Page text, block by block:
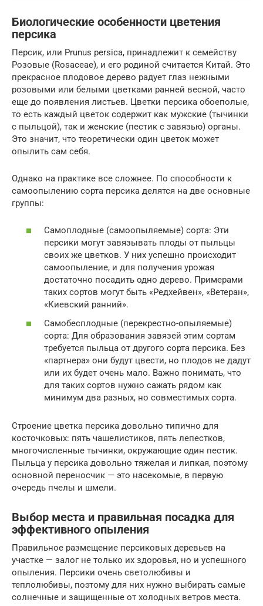
Биологические особенности цветения
персика
Персик, или Prunus persica, принадлежит к семейству
Розовые (Rosaceae), и его родиной считается Китай. Это
прекрасное плодовое дерево радует глаз нежными
розовыми или белыми цветками ранней весной, часто
еще до появления листьев. Цветки персика обоеполые,
то есть каждый цветок содержит как мужские (тычинки
с пыльцой), так и женские (пестик с завязью) органы.
Это значит, что теоретически один цветок может
опылить сам себя.
Однако на практике все сложнее. По способности к
самоопылению сорта персика делятся на две основные
группы:
Самоплодные (самоопыляемые) сорта: Эти
персики могут завязывать плоды от пыльцы
своих же цветков. У них успешно происходит
самоопыление, и для получения урожая
достаточно посадить одно дерево. Примерами
таких сортов могут быть «Редхейвен», «Ветеран»,
«Киевский ранний».
Самобесплодные (перекрестно-опыляемые)
сорта: Для образования завязей этим сортам
требуется пыльца от другого сорта персика. Без
«партнера» они будут цвести, но плодов не дадут
или их будет очень мало. Важно понимать, что
для таких сортов нужно сажать рядом как
минимум два разных, но совместимых сорта.
Строение цветка персика довольно типично для
косточковых: пять чашелистиков, пять лепестков,
многочисленные тычинки, окружающие один пестик.
Пыльца у персика довольно тяжелая и липкая, поэтому
основной переносчик — это насекомые, в первую
очередь пчелы и шмели.
Выбор места и правильная посадка для
эффективного опыления
Правильное размещение персиковых деревьев на
участке — залог не только их здоровья, но и успешного
опыления. Персики очень светолюбивы и
теплолюбивы, поэтому для них нужно выбирать самые
солнечные и защищенные от холодных ветров места.